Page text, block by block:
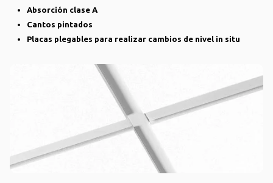
Absorción clase A
Cantos pintados
Placas plegables para realizar cambios de nivel in situ